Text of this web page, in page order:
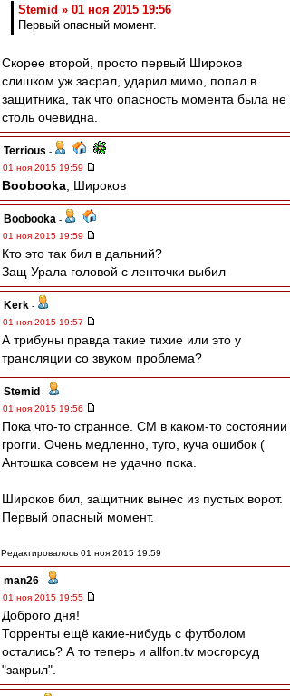
Stemid » 01 ноя 2015 19:56
Первый опасный момент.
Скорее второй, просто первый Широков
слишком уж засрал, ударил мимо, попал в
защитника, так что опасность момента была не
столь очевидна.
Terrious -
01 ноя 2015 19:59
Boobooka , Широков
Boobooka -
01 ноя 2015 19:59
Кто это так бил в дальний?
Защ Урала головой с ленточки выбил
Kerk -
01 ноя 2015 19:57
А трибуны правда такие тихие или это у
трансляции со звуком проблема?
Stemid -
01 ноя 2015 19:56
Пока что-то странное. СМ в каком-то состоянии
грогги. Очень медленно, туго, куча ошибок (
Антошка совсем не удачно пока.
Широков бил, защитник вынес из пустых ворот.
Первый опасный момент.
Редактировалось 01 ноя 2015 19:59
man26 -
01 ноя 2015 19:55
Доброго дня!
Торренты ещё какие-нибудь с футболом
остались? А то теперь и allfon.tv мосгорсуд
"закрыл".